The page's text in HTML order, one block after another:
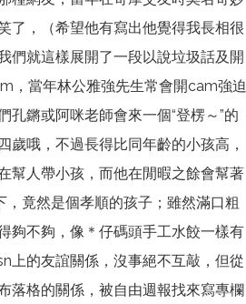
了，（希望他有寫出他覺得我長相很
們就這樣展開了一段以說垃圾話及開
，當年林公雅強先生常會開cam強迫
鏘或阿咪老師會來一個“登楞～”的
哦，不過長得比同年齡的小孩高，
幫人帶小孩，而他在閒暇之餘會幫著
竟然是個孝順的孩子；雖然滿口粗
夠不夠，像＊仔碼頭手工水餃一樣有
上的友誼關係，沒事絕不互敲，但從
落格的關係，被自由週報找來寫專欄